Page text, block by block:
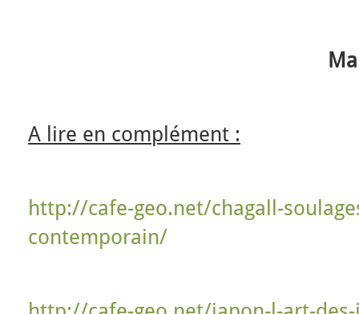
A lire en complément :
http://cafe-geo.net/chagall-
contemporain/